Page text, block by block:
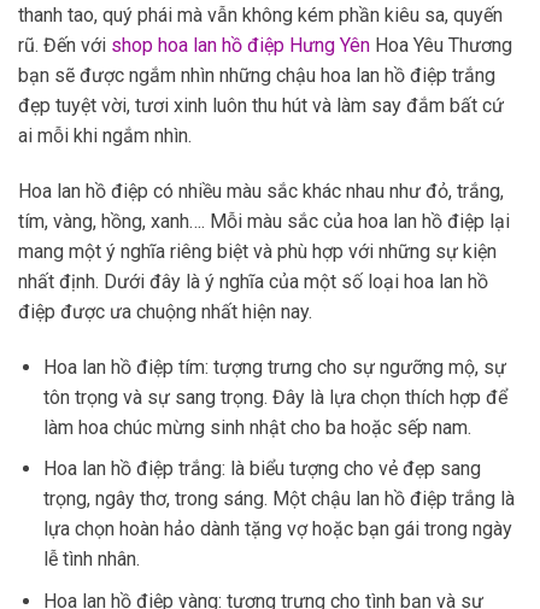
thanh tao, quý phái mà vẫn không kém phần kiêu sa, quyến
rũ. Đến với shop hoa lan hồ điệp Hưng Yên Hoa Yêu Thương
bạn sẽ được ngắm nhìn những chậu hoa lan hồ điệp trắng
đẹp tuyệt vời, tươi xinh luôn thu hút và làm say đắm bất cứ
ai mỗi khi ngắm nhìn.
Hoa lan hồ điệp có nhiều màu sắc khác nhau như đỏ, trắng,
tím, vàng, hồng, xanh…. Mỗi màu sắc của hoa lan hồ điệp lại
mang một ý nghĩa riêng biệt và phù hợp với những sự kiện
nhất định. Dưới đây là ý nghĩa của một số loại hoa lan hồ
điệp được ưa chuộng nhất hiện nay.
Hoa lan hồ điệp tím: tượng trưng cho sự ngưỡng mộ, sự
tôn trọng và sự sang trọng. Đây là lựa chọn thích hợp để
làm hoa chúc mừng sinh nhật cho ba hoặc sếp nam.
Hoa lan hồ điệp trắng: là biểu tượng cho vẻ đẹp sang
trọng, ngây thơ, trong sáng. Một chậu lan hồ điệp trắng là
lựa chọn hoàn hảo dành tặng vợ hoặc bạn gái trong ngày
lễ tình nhân.
Hoa lan hồ điệp vàng: tượng trưng cho tình bạn và sự